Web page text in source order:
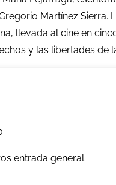
Martínez
llevada al cine en
y las libertades de
entrada general.